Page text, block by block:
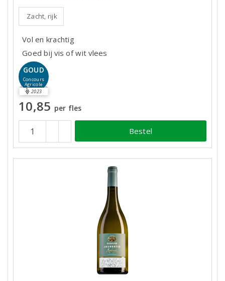
Zacht, rijk
Vol en krachtig
Goed bij vis of wit vlees
GOUD
Concours
Agricole
2023
10,85 per fles
Bestel